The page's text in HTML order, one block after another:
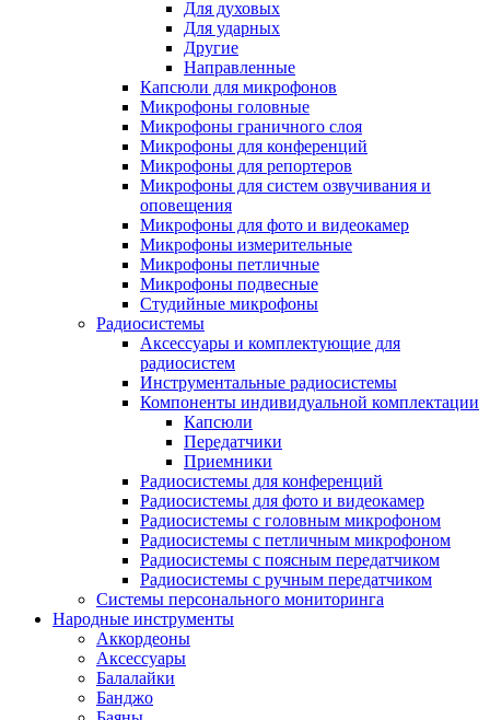
Для духовых
Для ударных
Другие
Направленные
Капсюли для микрофонов
Микрофоны головные
Микрофоны граничного слоя
Микрофоны для конференций
Микрофоны для репортеров
Микрофоны для систем озвучивания и
оповещения
Микрофоны для фото и видеокамер
Микрофоны измерительные
Микрофоны петличные
Микрофоны подвесные
Студийные микрофоны
Радиосистемы
Аксессуары и комплектующие для
радиосистем
Инструментальные радиосистемы
Компоненты индивидуальной комплектации
Капсюли
Передатчики
Приемники
Радиосистемы для конференций
Радиосистемы для фото и видеокамер
Радиосистемы с головным микрофоном
Радиосистемы с петличным микрофоном
Радиосистемы с поясным передатчиком
Радиосистемы с ручным передатчиком
Системы персонального мониторинга
Народные инструменты
Аккордеоны
Аксессуары
Балалайки
Банджо